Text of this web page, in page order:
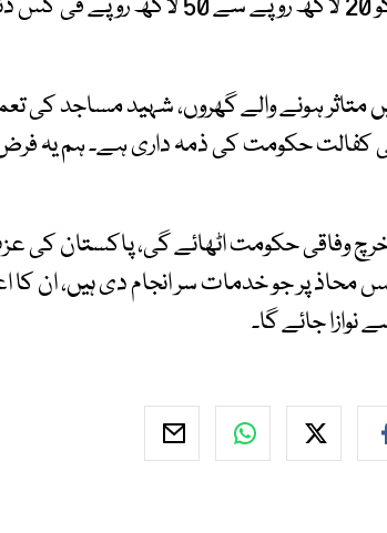
متاثر ہونے والے گھروں، شہید مساجد کی
حکومت کی ذمہ داری ہے۔ ہم یہ فرض
وفاقی حکومت اٹھائے گی، پاکستان کی
پر جو خدمات سر انجام دی ہیں، ان کا
نوازا جائے گا۔